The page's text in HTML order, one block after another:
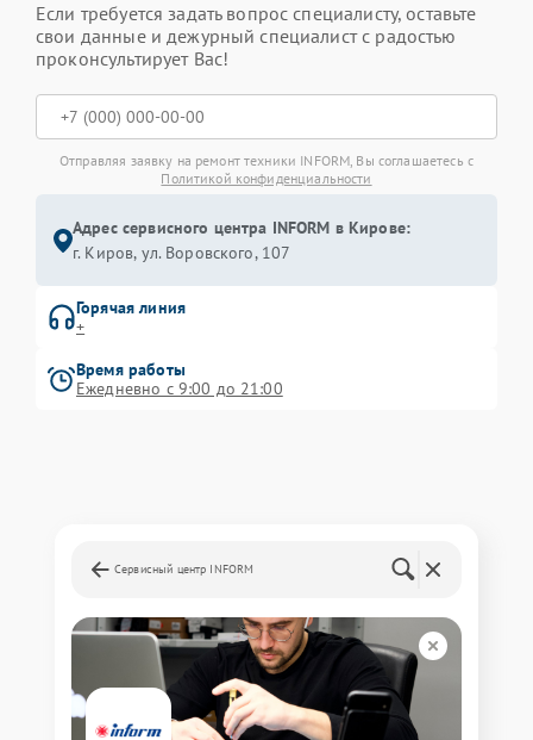
Если требуется задать вопрос специалисту, оставьте
свои данные и дежурный специалист с радостью
проконсультирует Вас!
Отправляя заявку на ремонт техники INFORM, Вы соглашаетесь с
Политикой конфиденциальности
Адрес сервисного центра INFORM в Кирове:
г. Киров, ул. Воровского, 107
Горячая линия
+
Время работы
Ежедневно с 9:00 до 21:00
Сервисный центр INFORM